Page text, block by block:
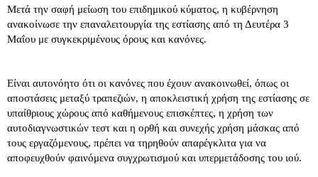
Mετά την σαφή μείωση του επιδημικού κύματος, η κυβέρνηση
ανακοίνωσε την επαναλειτουργία της εστίασης από τη Δευτέρα 3
Μαΐου με συγκεκριμένους όρους και κανόνες.
Είναι αυτονόητο ότι οι κανόνες που έχουν ανακοινωθεί, όπως οι
αποστάσεις μεταξύ τραπεζιών, η αποκλειστική χρήση της εστίασης σε
υπαίθριους χώρους από καθήμενους επισκέπτες, η χρήση των
αυτοδιαγνωστικών τεστ και η ορθή και συνεχής χρήση μάσκας από
τους εργαζόμενους, πρέπει να τηρηθούν απαρέγκλιτα για να
αποφευχθούν φαινόμενα συγχρωτισμού και υπερμετάδοσης του ιού.